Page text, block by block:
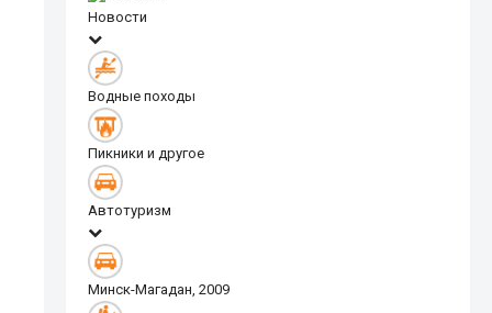
Новости
Водные походы
Пикники и другое
Автотуризм
Минск-Магадан, 2009